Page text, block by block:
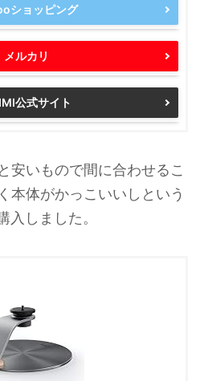
ショッピング
メルカリ
公式サイト
安いもので間に合わせるこ
本体がかっこいいしという
しました。